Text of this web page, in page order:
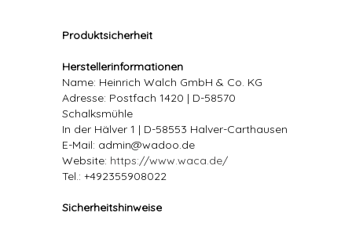
Produktsicherheit
Herstellerinformationen
Name: Heinrich Walch GmbH & Co. KG
Adresse: Postfach 1420 | D-58570
Schalksmühle
In der Hälver 1 | D-58553 Halver-Carthausen
E-Mail: admin@wadoo.de
Website: https://www.waca.de/
Tel.: +492355908022
Sicherheitshinweise